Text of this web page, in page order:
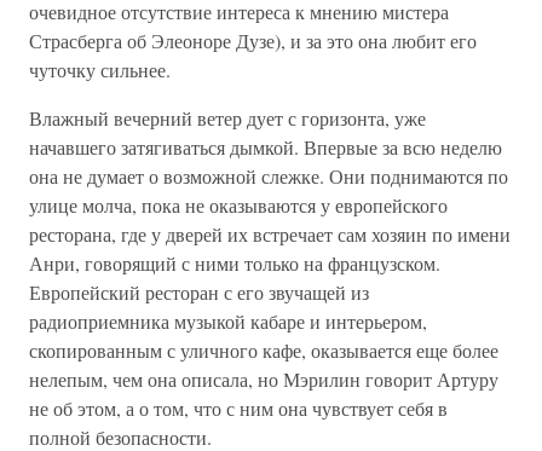
очевидное отсутствие интереса к мнению мистера
Страсберга об Элеоноре Дузе), и за это она любит его
чуточку сильнее.
Влажный вечерний ветер дует с горизонта, уже
начавшего затягиваться дымкой. Впервые за всю неделю
она не думает о возможной слежке. Они поднимаются по
улице молча, пока не оказываются у европейского
ресторана, где у дверей их встречает сам хозяин по имени
Анри, говорящий с ними только на французском.
Европейский ресторан с его звучащей из
радиоприемника музыкой кабаре и интерьером,
скопированным с уличного кафе, оказывается еще более
нелепым, чем она описала, но Мэрилин говорит Артуру
не об этом, а о том, что с ним она чувствует себя в
полной безопасности.